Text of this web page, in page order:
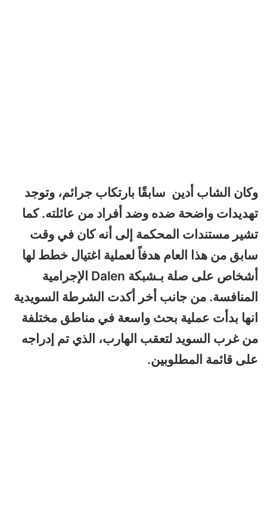
وكان الشاب أدين سابقًا بارتكاب جرائم، وتوجد
تهديدات واضحة ضده وضد أفراد من عائلته. كما
تشير مستندات المحكمة إلى أنه كان في وقت
سابق من هذا العام هدفاً لعملية اغتيال خطط لها
أشخاص على صلة بـشبكة Dalen الإجرامية
المنافسة. من جانب أخر أكدت الشرطة السويدية
انها بدأت عملية بحث واسعة في مناطق مختلفة
من غرب السويد لتعقب الهارب، الذي تم إدراجه
على قائمة المطلوبين.